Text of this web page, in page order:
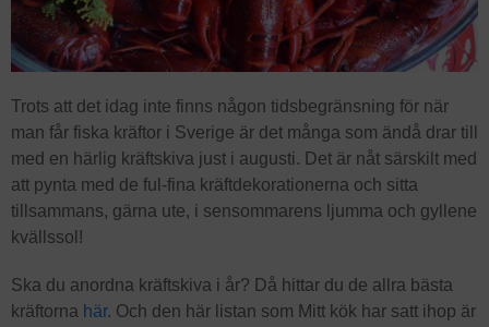
Trots att det idag inte finns någon tidsbegränsning för när
man får fiska kräftor i Sverige är det många som ändå drar till
med en härlig kräftskiva just i augusti. Det är nåt särskilt med
att pynta med de ful-fina kräftdekorationerna och sitta
tillsammans, gärna ute, i sensommarens ljumma och gyllene
kvällssol!
Ska du anordna kräftskiva i år? Då hittar du de allra bästa
kräftorna här. Och den här listan som Mitt kök har satt ihop är